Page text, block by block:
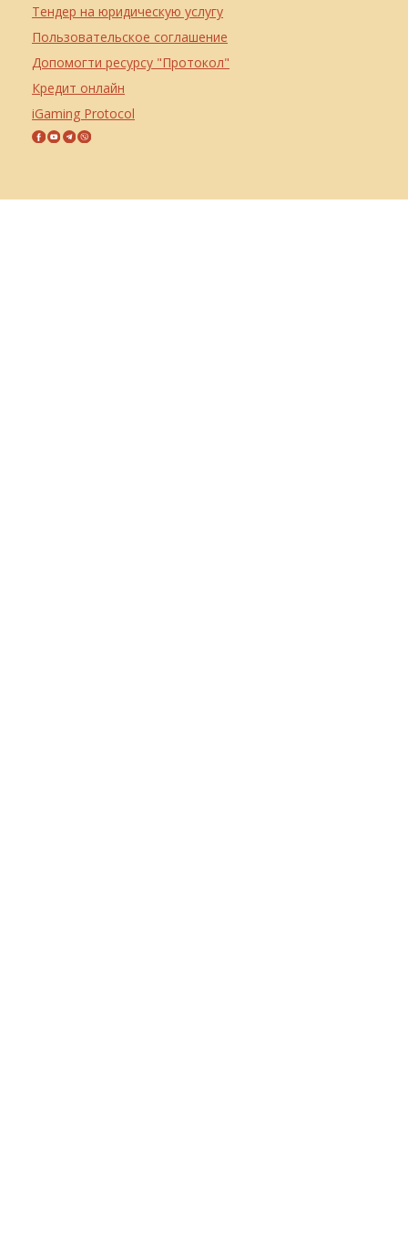
Тендер на юридическую услугу
Пользовательское соглашение
Допомогти ресурсу "Протокол"
Кредит онлайн
iGaming Protocol